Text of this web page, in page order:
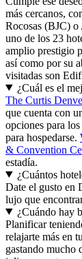
más cercanos,
Rocosas (BJC)
uno de los 23
amplio prestigio
así como por su
visitadas son
¿Cuál es el
The Curtis
que cuenta con
opciones para
para hospedarse.
& Convention
estadía.
¿Cuántos
Date el gusto en
lujo que
¿Cuándo hay
Planificar
relajarte más en
gastando mucho